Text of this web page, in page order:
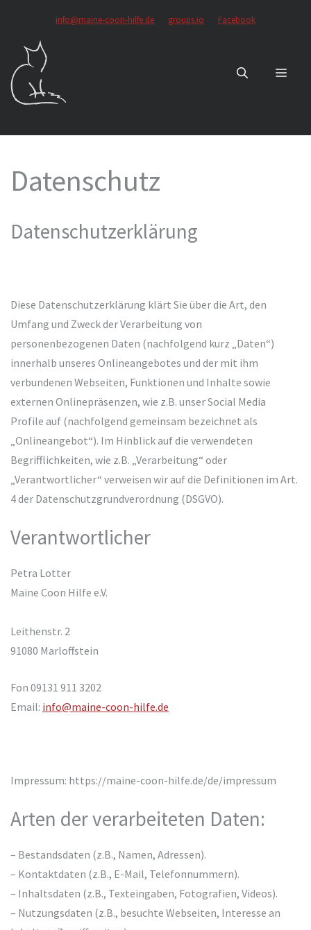
springen
info@maine-coon-hilfe.de groups.io Facebook
Datenschutz
Datenschutzerklärung
Diese Datenschutzerklärung klärt Sie über die Art, den
Umfang und Zweck der Verarbeitung von
personenbezogenen Daten (nachfolgend kurz „Daten“)
innerhalb unseres Onlineangebotes und der mit ihm
verbundenen Webseiten, Funktionen und Inhalte sowie
externen Onlinepräsenzen, wie z.B. unser Social Media
Profile auf (nachfolgend gemeinsam bezeichnet als
„Onlineangebot“). Im Hinblick auf die verwendeten
Begrifflichkeiten, wie z.B. „Verarbeitung“ oder
„Verantwortlicher“ verweisen wir auf die Definitionen im Art.
4 der Datenschutzgrundverordnung (DSGVO).
Verantwortlicher
Petra Lotter
Maine Coon Hilfe e.V.
Leithenstr. 2
91080 Marloffstein
Fon 09131 911 3202
Email: info@maine-coon-hilfe.de
Impressum: https://maine-coon-hilfe.de/de/impressum
Arten der verarbeiteten Daten:
– Bestandsdaten (z.B., Namen, Adressen).
– Kontaktdaten (z.B., E-Mail, Telefonnummern).
– Inhaltsdaten (z.B., Texteingaben, Fotografien, Videos).
– Nutzungsdaten (z.B., besuchte Webseiten, Interesse an